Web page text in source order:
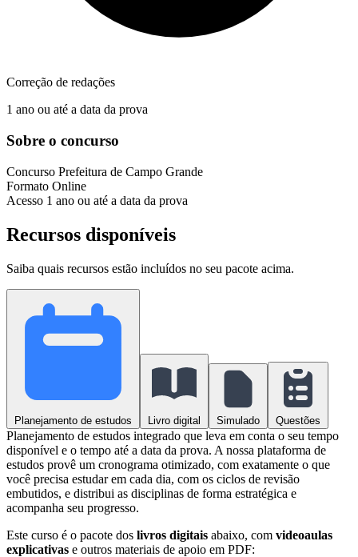
Correção de redações
1 ano ou até a data da prova
Sobre o concurso
Concurso Prefeitura de Campo Grande
Formato Online
Acesso 1 ano ou até a data da prova
Recursos disponíveis
Saiba quais recursos estão incluídos no seu pacote acima.
Planejamento de estudos Livro digital Simulado Questões
Planejamento de estudos integrado que leva em conta o seu tempo
disponível e o tempo até a data da prova. A nossa plataforma de
estudos provê um cronograma otimizado, com exatamente o que
você precisa estudar em cada dia, com os ciclos de revisão
embutidos, e distribui as disciplinas de forma estratégica e
acompanha seu progresso.
Este curso é o pacote dos livros digitais abaixo, com videoaulas
explicativas e outros materiais de apoio em PDF: